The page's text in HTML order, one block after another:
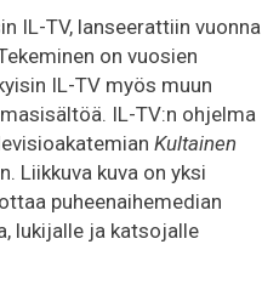
IL-TV, lanseerattiin vuonna
on vuosien
IL-TV myös muun
IL-TV:n ohjelma
Kultainen
Liikkuva kuva on yksi
puheenaihemedian
lukijalle ja katsojalle